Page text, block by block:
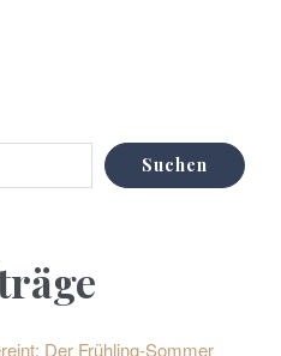
Suchen
Der Frühling-Sommer